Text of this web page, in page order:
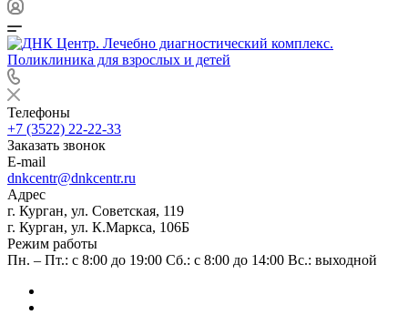
Телефоны
+7 (3522) 22-22-33
Заказать звонок
E-mail
dnkcentr@dnkcentr.ru
Адрес
г. Курган, ул. Советская, 119
г. Курган, ул. К.Маркса, 106Б
Режим работы
Пн. – Пт.: с 8:00 до 19:00 Сб.: с 8:00 до 14:00 Вс.: выходной